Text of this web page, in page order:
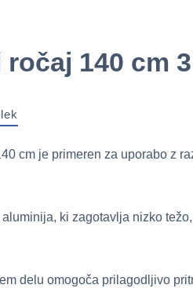
140 cm
cm je primeren za uporabo z
ki zagotavlja nizko
delu omogoča prilagodljivo